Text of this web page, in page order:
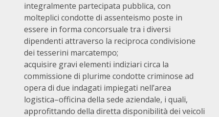
integralmente partecipata pubblica, con
molteplici condotte di assenteismo poste in
essere in forma concorsuale tra i diversi
dipendenti attraverso la reciproca condivisione
dei tesserini marcatempo;
acquisire gravi elementi indiziari circa la
commissione di plurime condotte criminose ad
opera di due indagati impiegati nell’area
logistica–officina della sede aziendale, i quali,
approfittando della diretta disponibilità dei veicoli